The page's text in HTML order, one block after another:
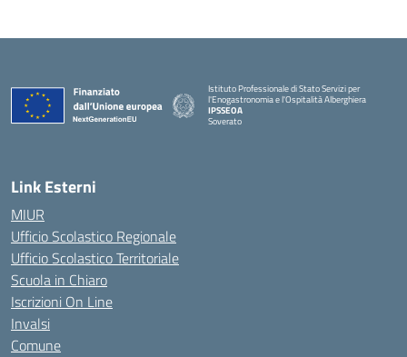
Istituto Professionale di Stato Servizi per
l'Enogastronomia e l'Ospitalità Alberghiera
IPSSEOA
Soverato
Link Esterni
MIUR
Ufficio Scolastico Regionale
Ufficio Scolastico Territoriale
Scuola in Chiaro
Iscrizioni On Line
Invalsi
Comune